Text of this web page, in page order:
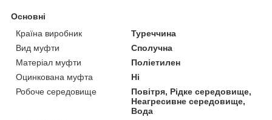
Основні
Країна виробник
Туреччина
Вид муфти
Сполучна
Матеріал муфти
Поліетилен
Оцинкована муфта
Ні
Робоче середовище
Повітря, Рідке середовище,
Неагресивне середовище,
Вода